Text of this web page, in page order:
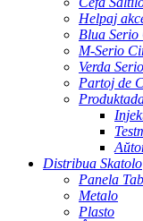
Helpaj
Blua
M-Serio
Verda
Partoj de
Distribua Skatolo
Panela
Metalo
Plasto